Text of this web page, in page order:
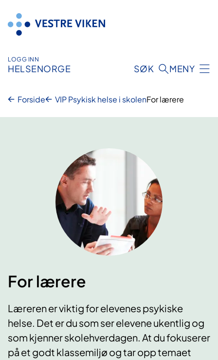
innhold
LOGG INN
HELSENORGE SØK MENY
Forside VIP Psykisk helse i skolenFor lærere
For lærere
Læreren er viktig for elevenes psykiske
helse. Det er du som ser elevene ukentlig og
som kjenner skolehverdagen. At du fokuserer
på et godt klassemiljø og tar opp temaet